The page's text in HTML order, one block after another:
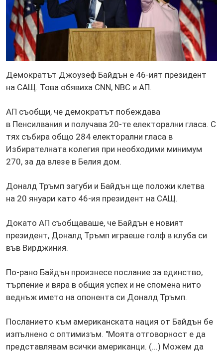
Демократът Джоузеф Байдън е 46-ият президент
на САЩ. Това обявиха CNN, NBC и АП.
АП съобщи, че демократът побеждава
в Пенсилвания и получава 20-те електорални гласа. С
тях събира общо 284 електорални гласа в
Избирателната колегия при необходими минимум
270, за да влезе в Белия дом.
Доналд Тръмп загуби и Байдън ще положи клетва
на 20 януари като 46-ия президент на САЩ.
Докато АП съобщаваше, че Байдън е новият
президент, Доналд Тръмп играеше голф в клуба си
във Вирджиния.
По-рано Байдън произнесе послание за единство,
търпение и вяра в общия успех и не спомена нито
веднъж името на опонента си Доналд Тръмп.
Посланието към американската нация от Байдън бе
изпълнено с оптимизъм. "Моята отговорност е да
представлявам всички американци. (...) Можем да